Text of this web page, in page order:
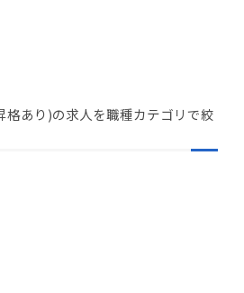
あり)の求人を職種カテゴリで絞